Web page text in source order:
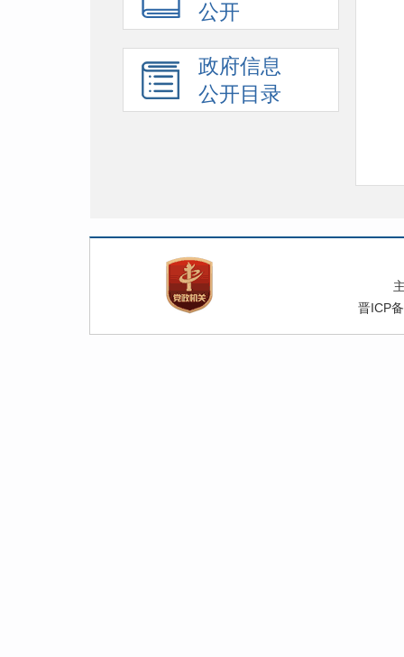
公开
政府信息
公开目录
晋ICP